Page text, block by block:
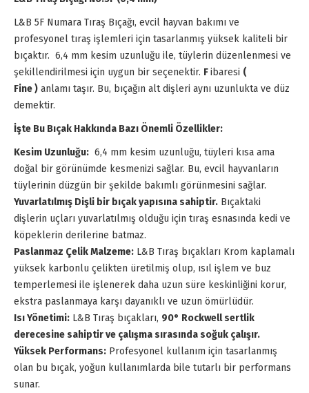
L&B 5F Numara Tıraş Bıçağı, evcil hayvan bakımı ve
profesyonel tıraş işlemleri için tasarlanmış yüksek kaliteli bir
bıçaktır. 6,4 mm kesim uzunluğu ile, tüylerin düzenlenmesi ve
şekillendirilmesi için uygun bir seçenektir. Fibaresi (
Fine ) anlamı taşır. Bu, bıçağın alt dişleri aynı uzunlukta ve düz
demektir.
İşte Bu Bıçak Hakkında Bazı Önemli Özellikler:
Kesim Uzunluğu: 6,4 mm kesim uzunluğu, tüyleri kısa ama
doğal bir görünümde kesmenizi sağlar. Bu, evcil hayvanların
tüylerinin düzgün bir şekilde bakımlı görünmesini sağlar.
Yuvarlatılmış Dişli bir bıçak yapısına sahiptir. Bıçaktaki
dişlerin uçları yuvarlatılmış olduğu için tıraş esnasında kedi ve
köpeklerin derilerine batmaz.
Paslanmaz Çelik Malzeme: L&B Tıraş bıçakları Krom kaplamalı
yüksek karbonlu çelikten üretilmiş olup, ısıl işlem ve buz
temperlemesi ile işlenerek daha uzun süre keskinliğini korur,
ekstra paslanmaya karşı dayanıklı ve uzun ömürlüdür.
Isı Yönetimi: L&B Tıraş bıçakları, 90° Rockwell sertlik
derecesine sahiptir ve çalışma sırasında soğuk çalışır.
Yüksek Performans: Profesyonel kullanım için tasarlanmış
olan bu bıçak, yoğun kullanımlarda bile tutarlı bir performans
sunar.